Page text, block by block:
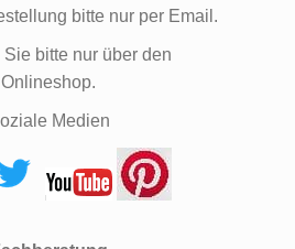
bitte nur per Email.
Sie bitte nur über den
Onlineshop.
Medien